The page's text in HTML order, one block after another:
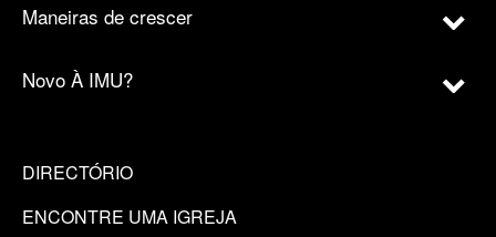
Maneiras de crescer
Novo À IMU?
DIRECTÓRIO
ENCONTRE UMA IGREJA